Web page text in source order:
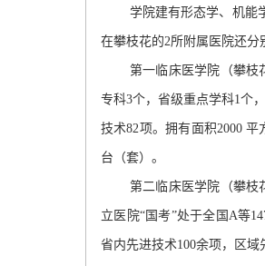
学院建有形态学、机能
在攀枝花的2所附属医院还分
第一 临床医学院（攀
专科3个，省级重点学科1个
技术82项。拥有面积2000平
台（套）。
第二 临床医学院（攀
立医院“国考”处于全国 A等
省内先进技术100余项，区域